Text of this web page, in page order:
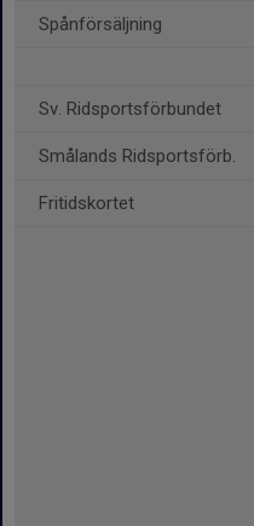
Spånförsäljning
Sv. Ridsportsförbundet
Smålands Ridsportsförb.
Fritidskortet